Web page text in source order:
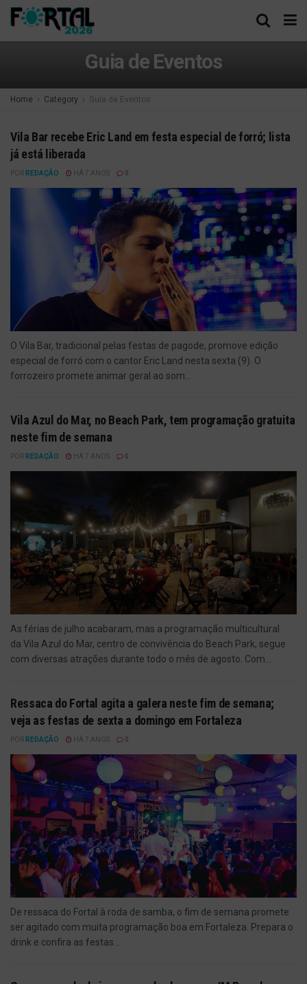
Guia de Eventos
Home Category Guia de Eventos
Vila Bar recebe Eric Land em festa especial de forró; lista
já está liberada
POR REDAÇÃO HÁ 7 ANOS
O Vila Bar, tradicional pelas festas de pagode, promove edição
especial de forró com o cantor Eric Land nesta sexta (9). O
forrozeiro promete animar geral ao som...
Vila Azul do Mar, no Beach Park, tem programação gratuita
neste fim de semana
POR REDAÇÃO HÁ 7 ANOS
As férias de julho acabaram, mas a programação multicultural
da Vila Azul do Mar, centro de convivência do Beach Park, segue
com diversas atrações durante todo o mês de agosto. Com...
Ressaca do Fortal agita a galera neste fim de semana;
veja as festas de sexta a domingo em Fortaleza
POR REDAÇÃO HÁ 7 ANOS
De ressaca do Fortal à roda de samba, o fim de semana promete
ser agitado com muita programação boa em Fortaleza. Prepara o
drink e confira as festas...